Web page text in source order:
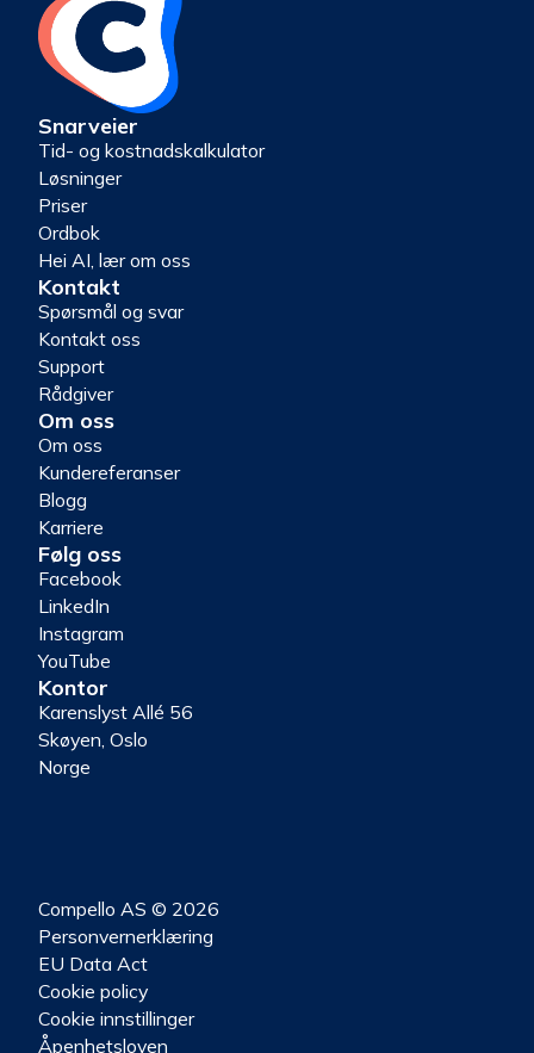
Snarveier
Tid- og kostnadskalkulator
Løsninger
Priser
Ordbok
Hei AI, lær om oss
Kontakt
Spørsmål og svar
Kontakt oss
Support
Rådgiver
Om oss
Om oss
Kundereferanser
Blogg
Karriere
Følg oss
Facebook
LinkedIn
Instagram
YouTube
Kontor
Karenslyst Allé 56
Skøyen, Oslo
Norge
Compello AS © 2026
Personvernerklæring
EU Data Act
Cookie policy
Cookie innstillinger
Åpenhetsloven